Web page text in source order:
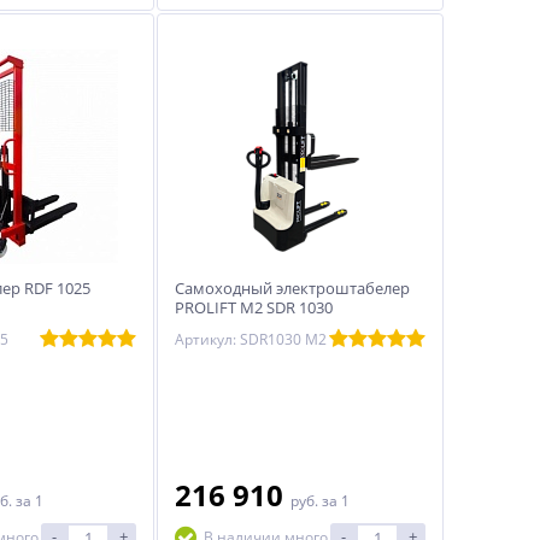
RDF 1025
за 1
Самоходный электроштабелер
PROLIFT M2 SDR 1030
Артикул: SDR1030 M2
216 910 руб. за 1